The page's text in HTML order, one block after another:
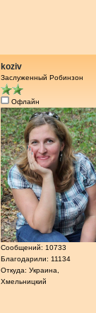
koziv
Заслуженный Робинзон
Офлайн
Сообщений: 10733
Благодарили: 11134
Откуда: Украина,
Хмельницкий